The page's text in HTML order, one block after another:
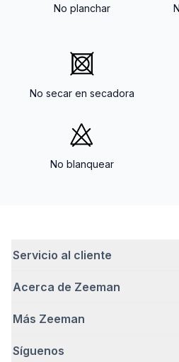
No planchar
No secar en secadora
No blanquear
Servicio al cliente
Preguntas frecuentes
Entrega
Devoluciones
Acerca de Zeeman
Quiénes somos
Cómo emprendemos de
Más Zeeman
Promoción de body gratis
Síguenos